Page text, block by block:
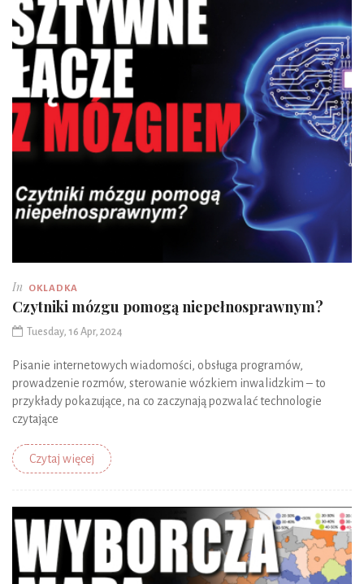
In OKLADKA
Czytniki mózgu pomogą niepełnosprawnym?
Tuesday, 16 Apr, 2024
Pisanie internetowych wiadomości, obsługa programów,
prowadzenie rozmów, sterowanie wózkiem inwalidzkim – to
przykłady pokazujące, na co zaczynają pozwalać technologie
czytające
Czytaj więcej